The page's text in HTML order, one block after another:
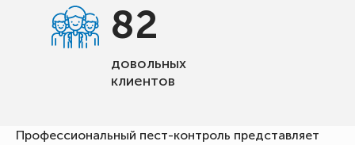
82
довольных
клиентов
Профессиональный пест-контроль представляет